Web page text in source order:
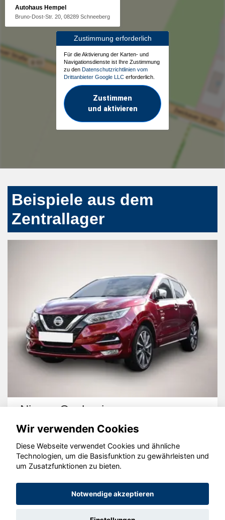
Autohaus Hempel
Bruno-Dost-Str. 20, 08289 Schneeberg
Zustimmung erforderlich
Für die Aktivierung der Karten- und
Navigationsdienste ist Ihre Zustimmung
zu den Datenschutzrichtlinien vom
Drittanbieter Google LLC erforderlich.
Zustimmen
und aktivieren
Beispiele aus dem
Zentrallager
Nissan Qashqai
© konjunkturmotor.de GmbH 2020 - 2026
Wir verwenden Cookies
Diese Webseite verwendet Cookies und ähnliche
Technologien, um die Basisfunktion zu gewährleisten und
um Zusatzfunktionen zu bieten.
Notwendige akzeptieren